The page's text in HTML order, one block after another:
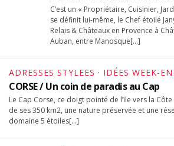
C’est un « Propriétaire, Cuisinier,
se définit lui-même, le Chef étoilé
Relais & Châteaux en Provence à
Auban, entre Manosque[…]
ADRESSES STYLEES · IDÉES WEEK-
CORSE / Un coin de paradis au Cap
Le Cap Corse, ce doigt pointé de l’ïle vers la Côte
de ses 350 km2, une nature préservée et une
domaine 5 étoiles[…]